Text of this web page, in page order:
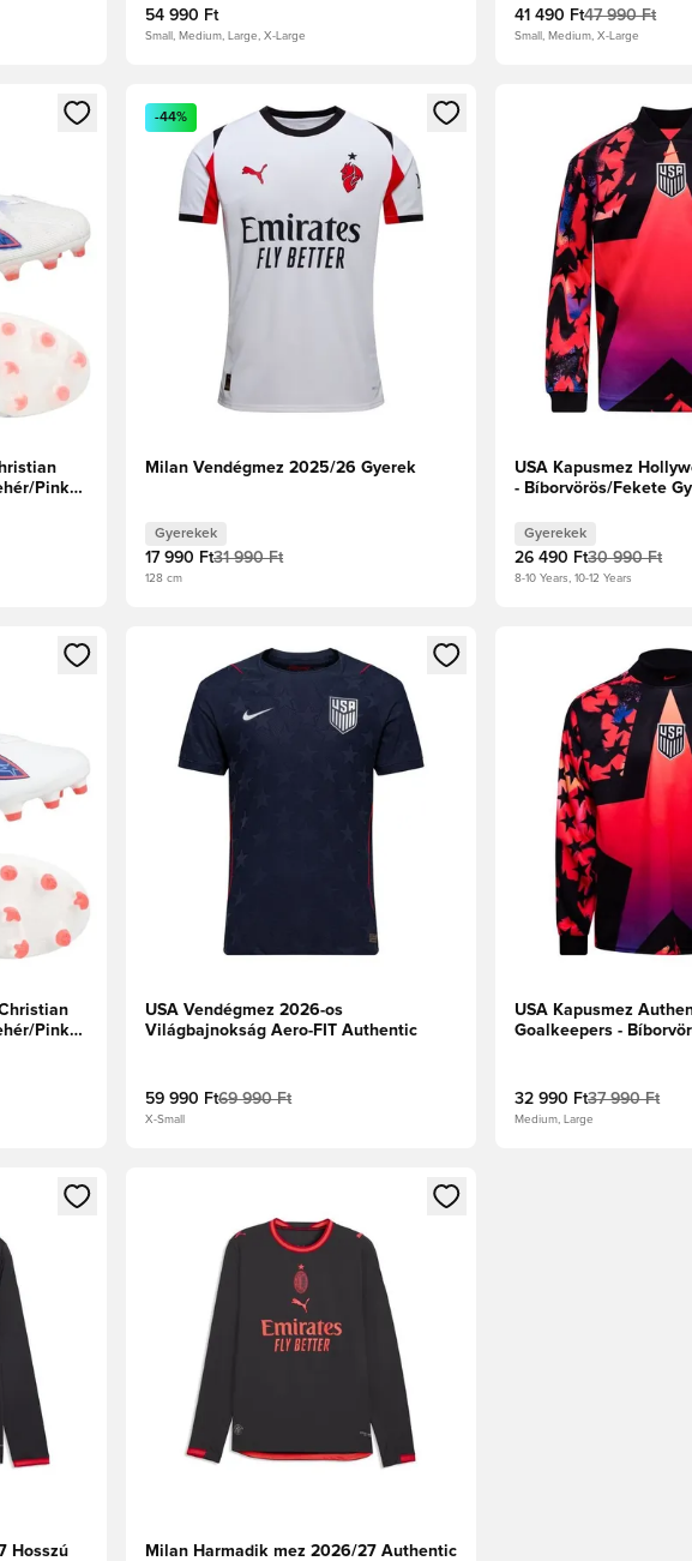
54 990 Ft
Small, Medium, Large, X-Large
41 490 Ft47 990 Ft
Small, Medium, X-Large
vagy a tagként való regisztrációhoz
Pink
Megnyit egy modált a bejelentkezéshez vagy a tagként való
-44%
Milan Vendégmez 2025/26 Gyerek
Gyerekek
17 990 Ft31 990 Ft
128 cm
Megnyit egy modált
USA Kapusmez
- Bíborvörös/Fekete
Gyerekek
26 490 Ft30 990 Ft
8-10 Years, 10-12 Years
vagy a tagként való regisztrációhoz
Pink
Megnyit egy modált a bejelentkezéshez vagy a tagként való
USA Vendégmez 2026-os
Világbajnokság Aero-FIT Authentic
59 990 Ft69 990 Ft
X-Small
Megnyit egy modált
USA Kapusmez
Goalkeepers -
32 990 Ft37 990 Ft
Medium, Large
vagy a tagként való regisztrációhoz
Hosszú
Megnyit egy modált a bejelentkezéshez vagy a tagként való
Milan Harmadik mez 2026/27 Authentic